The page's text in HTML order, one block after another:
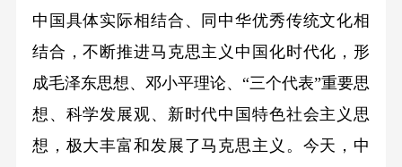
中国具体实际相结合、同中华优秀传统文化相
结合，不断推进马克思主义中国化时代化，形
成毛泽东思想、邓小平理论、“三个代表”重要思
想、科学发展观、新时代中国特色社会主义思
想，极大丰富和发展了马克思主义。今天，中